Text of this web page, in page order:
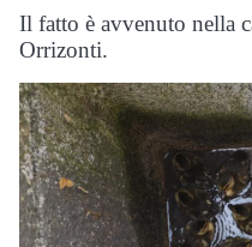
Il fatto è avvenuto nella
Orrizonti.